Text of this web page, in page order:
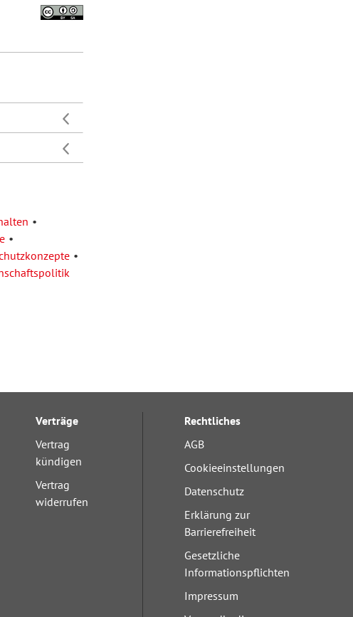
Verträge
Vertrag
kündigen
Vertrag
widerrufen
Rechtliches
AGB
Cookieeinstellungen
Datenschutz
Erklärung zur
Barrierefreiheit
Gesetzliche
Informationspflichten
Impressum